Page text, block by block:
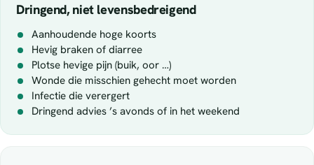
Dringend, niet levensbedreigend
Aanhoudende hoge koorts
Hevig braken of diarree
Plotse hevige pijn (buik, oor …)
Wonde die misschien gehecht moet worden
Infectie die verergert
Dringend advies ’s avonds of in het weekend